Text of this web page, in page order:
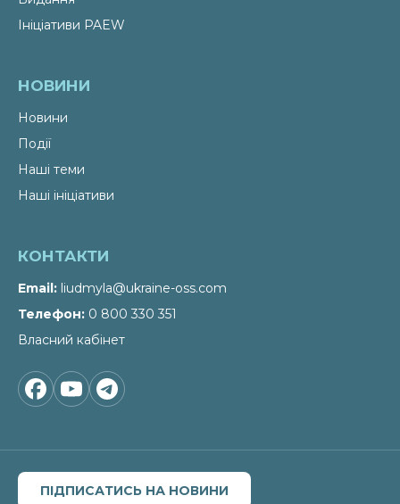
Ініціативи PAEW
НОВИНИ
Новини
Події
Наші теми
Наші ініціативи
КОНТАКТИ
Email liudmyla@ukraine-oss.com
Телефон 0 800 330 351
Власний кабінет
ПІДПИСАТИСЬ НА НОВИНИ